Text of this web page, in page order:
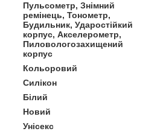
Пульсометр, Знімний
ремінець, Тонометр,
Будильник, Ударостійкий
корпус, Акселерометр,
Пиловологозахищений
корпус
Кольоровий
Силікон
Білий
Новий
Унісекс